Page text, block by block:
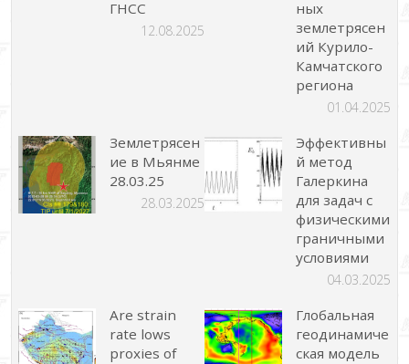
ГНСС
12.08.2025
ных
землетрясен
ий Курило-
Камчатского
региона
01.04.2025
Землетрясен
ие в Мьянме
28.03.25
28.03.2025
Эффективны
й метод
Галеркина
для задач с
физическими
граничными
условиями
04.03.2025
Are strain
rate lows
proxies of
Глобальная
геодинамиче
ская модель